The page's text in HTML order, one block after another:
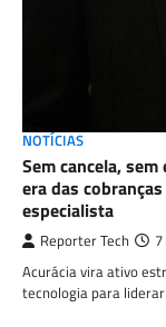
NOTÍCIAS
Sem cancela,
era das
especialista
Reporter Tech
Acurácia vira ativo
tecnologia para